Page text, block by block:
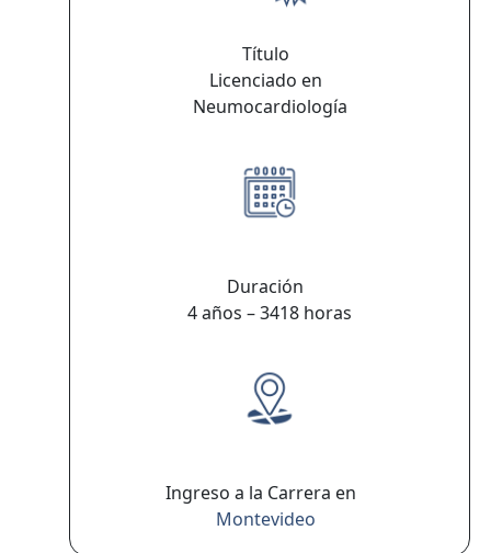
Título
Licenciado en
Neumocardiología
Duración
4 años – 3418 horas
Ingreso a la Carrera en
Montevideo